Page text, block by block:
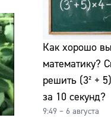
Как хорошо
математику?
решить (3² +
за 10 секунд?
9:49 – 6 августа